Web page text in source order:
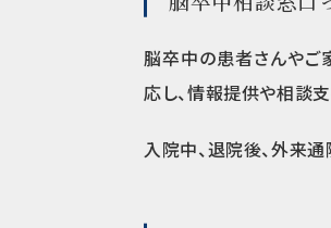
脳卒中の患者さんやご
応し、情報提供や相談
入院中、退院後、外来